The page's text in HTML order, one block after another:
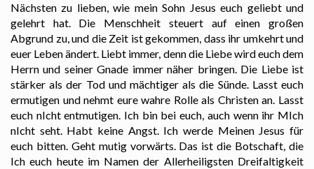
Nächsten zu lieben, wie mein Sohn Jesus euch geliebt und
gelehrt hat. Die Menschheit steuert auf einen großen
Abgrund zu, und die Zeit ist gekommen, dass ihr umkehrt und
euer Leben ändert. Liebt immer, denn die Liebe wird euch dem
Herrn und seiner Gnade immer näher bringen. Die Liebe ist
stärker als der Tod und mächtiger als die Sünde. Lasst euch
ermutigen und nehmt eure wahre Rolle als Christen an. Lasst
euch nIcht entmutigen. Ich bin bei euch, auch wenn ihr MIch
nIcht seht. Habt keine Angst. Ich werde Meinen Jesus für
euch bitten. Geht mutig vorwärts. Das ist die Botschaft, die
Ich euch heute im Namen der Allerheiligsten Dreifaltigkeit